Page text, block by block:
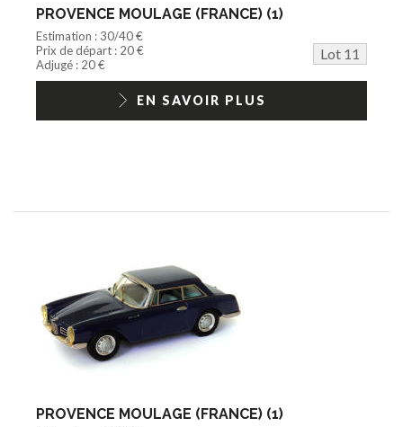
PROVENCE MOULAGE (FRANCE) (1)
Estimation : 30/40 €
Prix de départ : 20 €
Lot 11
Adjugé : 20 €
EN SAVOIR PLUS
PROVENCE MOULAGE (FRANCE) (1)